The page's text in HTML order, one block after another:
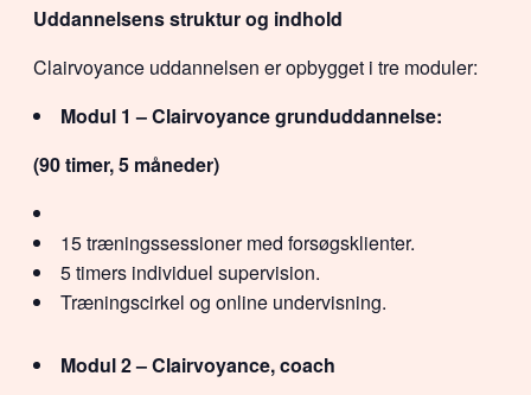
Uddannelsens struktur og indhold
Clairvoyance uddannelsen er opbygget i tre moduler:
Modul 1 – Clairvoyance grunduddannelse:
(90 timer, 5 måneder)
15 træningssessioner med forsøgsklienter.
5 timers individuel supervision.
Træningscirkel og online undervisning.
Modul 2 – Clairvoyance, coach